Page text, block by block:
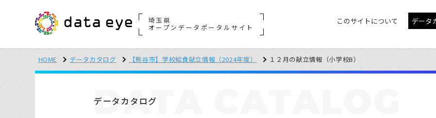
埼玉県
オープンデータポータルサイト
このサイトについて データ
HOME データカタログ 【熊谷市】学校給食献立情報（2024年度） １２月の献立情報（小学校B）
データカタログ
DATA